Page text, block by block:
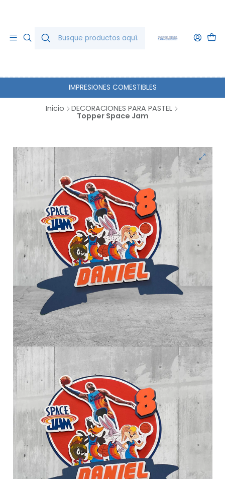
IMPRESIONES COMESTIBLES
Inicio DECORACIONES PARA PASTEL
Topper Space Jam